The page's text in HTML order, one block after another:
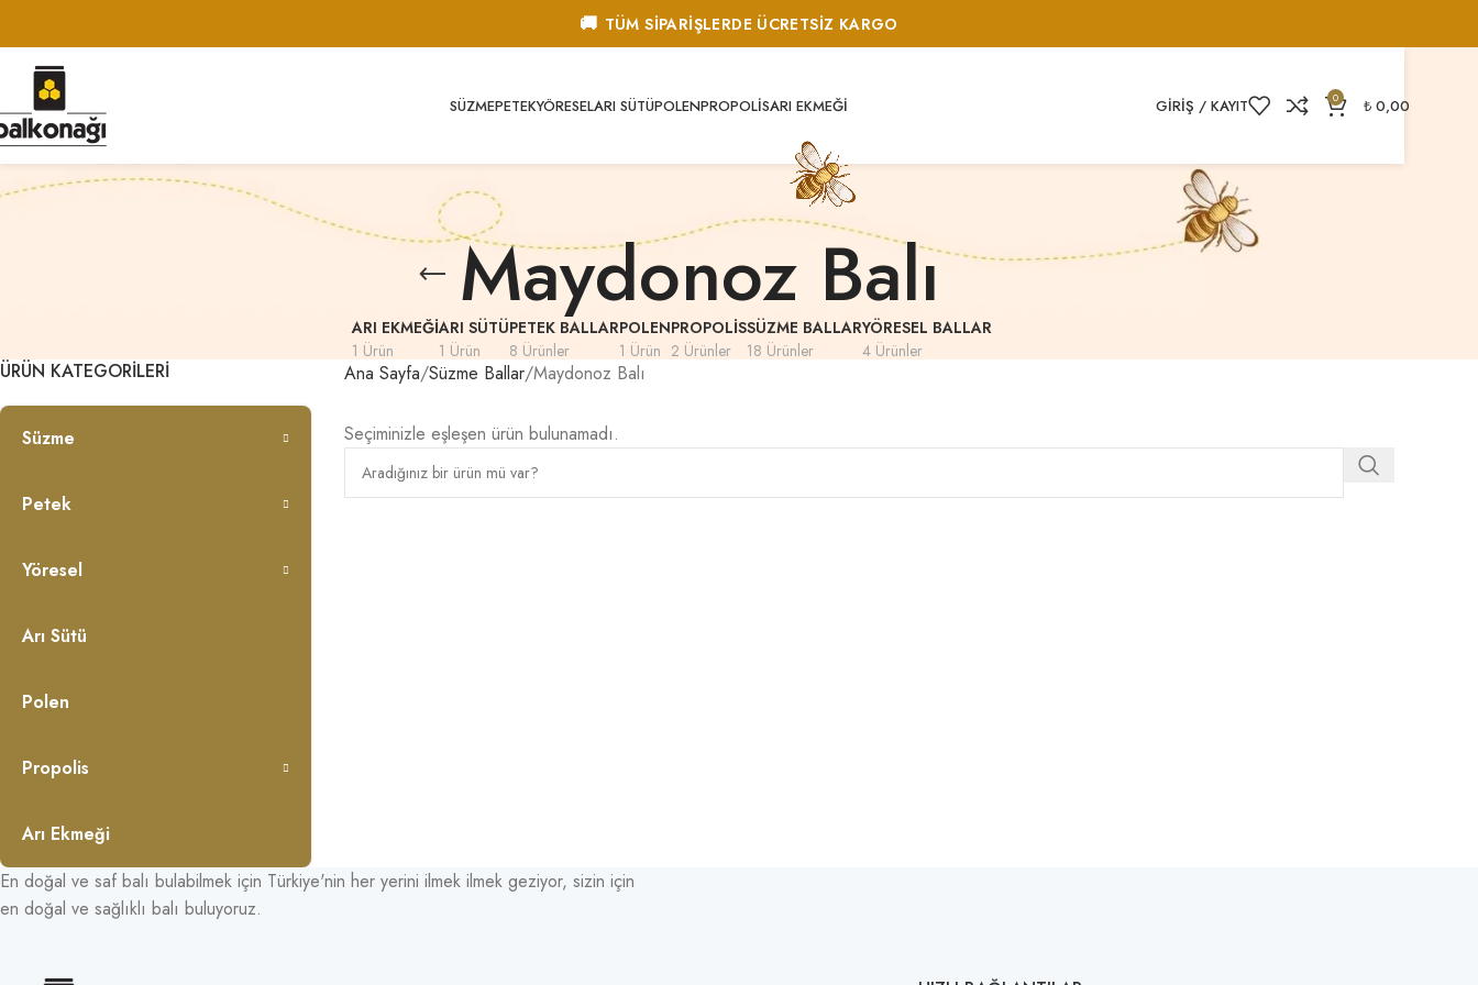
🚚 TÜM SİPARİŞLERDE ÜCRETSİZ KARGO
SÜZMEPETEKYÖRESELARI SÜTÜPOLENPROPOLISARI EKMEĞI GIRIŞ / KAYIT 0 ₺0,00
Maydonoz Balı
ARI EKMEĞI
1 Ürün
ARI SÜTÜ
1 Ürün
PETEK BALLAR
8 Ürünler
POLEN
1 Ürün
PROPOLIS
2 Ürünler
SÜZME BALLAR
18 Ürünler
YÖRESEL BALLAR
4 Ürünler
ÜRÜN KATEGORİLERİ
Süzme
Petek
Yöresel
Arı Sütü
Polen
Propolis
Arı Ekmeği
Ana Sayfa Süzme Ballar Maydonoz Balı
Seçiminizle eşleşen ürün bulunamadı.
En doğal ve saf balı bulabilmek için Türkiye'nin her yerini ilmek ilmek geziyor, sizin için
en doğal ve sağlıklı balı buluyoruz.